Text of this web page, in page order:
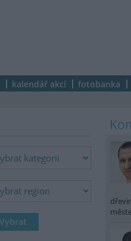
kalendář akcí fotobanka